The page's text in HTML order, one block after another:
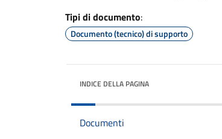
Tipi di documento:
Documento (tecnico) di supporto
INDICE DELLA PAGINA
Documenti